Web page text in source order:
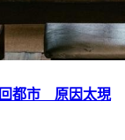
回都市 原因太現